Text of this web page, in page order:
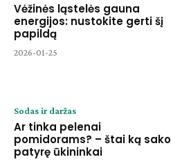
Vėžinės ląstelės gauna
energijos: nustokite gerti šį
papildą
2026-01-25
Sodas ir daržas
Ar tinka pelenai
pomidorams? – štai ką sako
patyrę ūkininkai